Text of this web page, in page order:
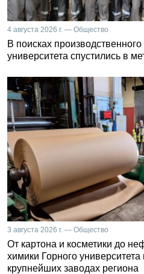
4 августа 2026 г. — Общество
В поисках
университета спустились в
3 августа 2026 г. — Общество
От картона и косметики до
химики Горного
крупнейших заводах региона